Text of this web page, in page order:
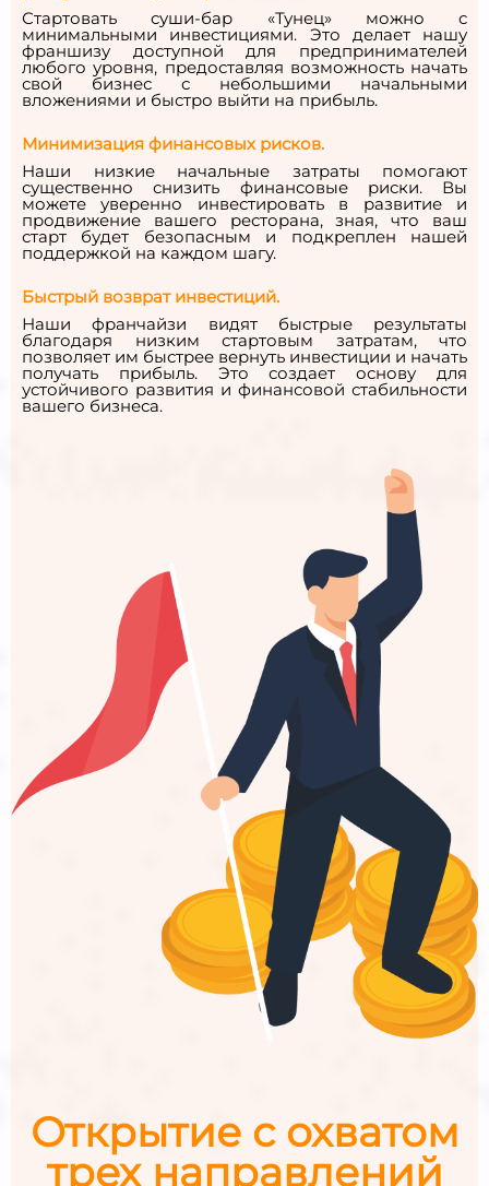
Стартовать суши-бар «Тунец» можно с
минимальными инвестициями. Это делает нашу
франшизу доступной для предпринимателей
любого уровня, предоставляя возможность начать
свой бизнес с небольшими начальными
вложениями и быстро выйти на прибыль.
Минимизация финансовых рисков.
Наши низкие начальные затраты помогают
существенно снизить финансовые риски. Вы
можете уверенно инвестировать в развитие и
продвижение вашего ресторана, зная, что ваш
старт будет безопасным и подкреплен нашей
поддержкой на каждом шагу.
Быстрый возврат инвестиций.
Наши франчайзи видят быстрые результаты
благодаря низким стартовым затратам, что
позволяет им быстрее вернуть инвестиции и начать
получать прибыль. Это создает основу для
устойчивого развития и финансовой стабильности
вашего бизнеса.
Открытие с охватом
трех направлений